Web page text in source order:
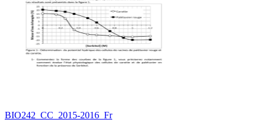
BIO242_CC_2015-2016_Fr